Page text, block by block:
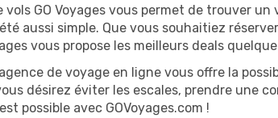
vols GO Voyages vous permet de trouver
aussi simple. Que vous souhaitiez
vous propose les meilleurs deals
de voyage en ligne vous offre la
désirez éviter les escales, prendre une
possible avec GOVoyages.com !